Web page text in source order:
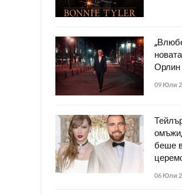
Орлин
09 Юли
беше
06 Юли